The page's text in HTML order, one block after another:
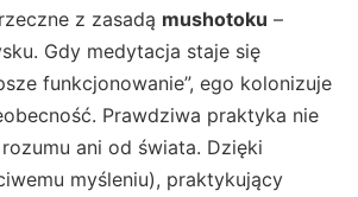
z zasadą mushotoku –
Gdy medytacja staje się
funkcjonowanie”, ego kolonizuje
Prawdziwa praktyka nie
ani od świata. Dzięki
myśleniu), praktykujący